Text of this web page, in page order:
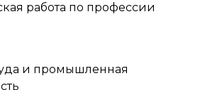
работа по профессии
и промышленная